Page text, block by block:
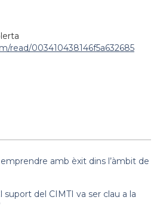
read/003410438146f5a632685
amb èxit dins l’àmbit de
suport del CIMTI va ser clau a la